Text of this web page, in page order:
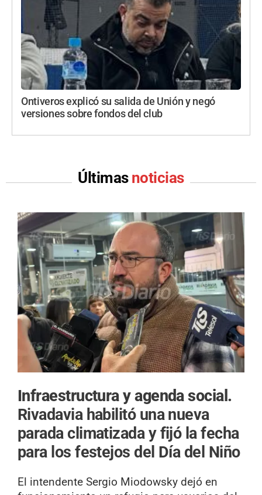
Ontiveros explicó su salida de Unión y negó
versiones sobre fondos del club
Últimas noticias
Infraestructura y agenda social.
Rivadavia habilitó una nueva
parada climatizada y fijó la fecha
para los festejos del Día del Niño
El intendente Sergio Miodowsky dejó en